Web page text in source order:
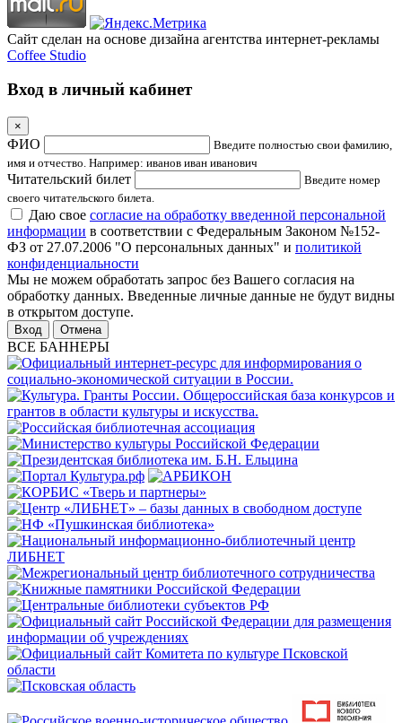
Сайт сделан на основе дизайна агентства интернет-рекламы
Coffee Studio
Вход в личный кабинет
×
ФИО
Введите полностью свои фамилию,
имя и отчество. Например: иванов иван иванович
Читательский билет
Введите номер
своего читательского билета.
Даю свое согласие на обработку введенной персональной
информации в соответствии с Федеральным Законом №152-
ФЗ от 27.07.2006 "О персональных данных" и политикой
конфиденциальности
Мы не можем обработать запрос без Вашего согласия на
обработку данных. Введенные личные данные не будут видны
в открытом доступе.
Отмена
ВСЕ БАННЕРЫ